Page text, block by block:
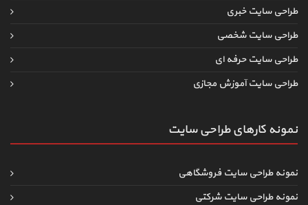
طراحی سایت خبری
طراحی سایت شخصی
طراحی سایت حرفه ای
طراحی سایت آموزش مجازی
نمونه کارهای طراحی سایت
نمونه طراحی سایت فروشگاهی
نمونه طراحی سایت شرکتی